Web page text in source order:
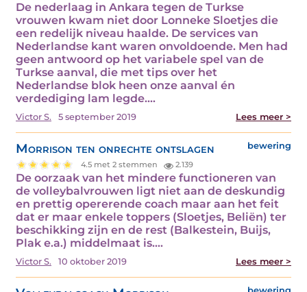
De nederlaag in Ankara tegen de Turkse
vrouwen kwam niet door Lonneke Sloetjes die
een redelijk niveau haalde. De services van
Nederlandse kant waren onvoldoende. Men had
geen antwoord op het variabele spel van de
Turkse aanval, die met tips over het
Nederlandse blok heen onze aanval én
verdediging lam legde.…
Victor S. 5 september 2019 Lees meer >
Morrison ten onrechte ontslagen bewering
4.5 met 2 stemmen 2.139
De oorzaak van het mindere functioneren van
de volleybalvrouwen ligt niet aan de deskundig
en prettig opererende coach maar aan het feit
dat er maar enkele toppers (Sloetjes, Beliën) ter
beschikking zijn en de rest (Balkestein, Buijs,
Plak e.a.) middelmaat is.…
Victor S. 10 oktober 2019 Lees meer >